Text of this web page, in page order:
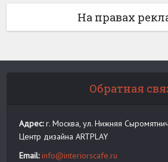
На правах
Обратная
Адрес:г. Москва, ул. Нижняя
Центр дизайна ARTPLAY
Email: info@interiorscafe.ru